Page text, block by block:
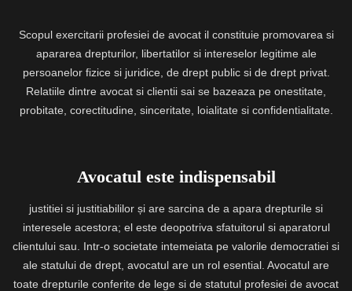
Scopul exercitarii profesiei de avocat il constituie promovarea si
apararea drepturilor, libertatilor si intereselor legitime ale
persoanelor fizice si juridice, de drept public si de drept privat.
Relatiile dintre avocat si clientii sai se bazeaza pe onestitate,
probitate, corectitudine, sinceritate, loialitate si confidentialitate.
Avocatul este indispensabil
justitiei si justitiabililor și are sarcina de a apara drepturile si
interesele acestora; el este deopotriva sfatuitorul si aparatorul
clientului sau. Intr-o societate intemeiata pe valorile democratiei si
ale statului de drept, avocatul are un rol esential. Avocatul are
toate drepturile conferite de lege si de statutul profesiei de avocat